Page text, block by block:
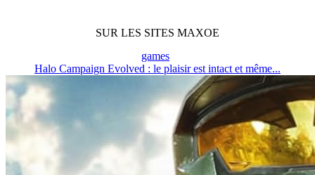
SUR LES SITES MAXOE
games
Halo Campaign Evolved : le plaisir est intact et même...